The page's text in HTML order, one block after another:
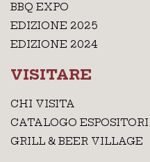
BBQ EXPO
EDIZIONE 2025
EDIZIONE 2024
VISITARE
CHI VISITA
CATALOGO ESPOSITORI
GRILL & BEER VILLAGE